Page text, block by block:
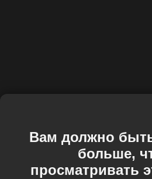
Вам должно
больше,
просматривать